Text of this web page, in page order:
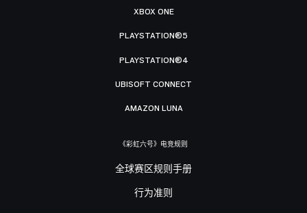
XBOX ONE
PLAYSTATION®5
PLAYSTATION®4
UBISOFT CONNECT
AMAZON LUNA
《彩虹六号》电竞规则
全球赛区规则手册
行为准则